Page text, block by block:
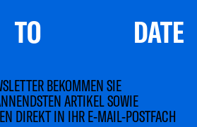
DATE
BEKOMMEN SIE
ARTIKEL SOWIE
DIREKT IN IHR E-MAIL-POSTFACH